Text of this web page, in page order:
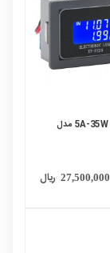
لود تستر باتری 5A-35W مدل
27,500,000 ریال